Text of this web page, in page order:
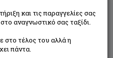
Η τιμή μας:€15,93
Δεν υπάρχει δυνατότητα παραγγελίας
και τις παραγγελίες σας
αναγνωστικό σας ταξίδι.
στο τέλος του αλλά η
πάντα.